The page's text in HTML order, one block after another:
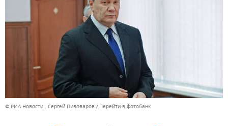
© РИА Новости . Сергей Пивоваров Перейти в фотобанк